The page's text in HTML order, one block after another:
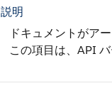
説明
ドキュメントがア
この項目は、API